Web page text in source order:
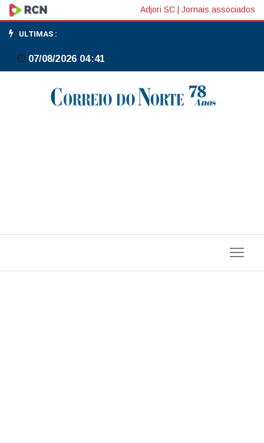
Ministra
da
Cultura
defende
investimento
Adjori SC Jornais associados
ULTIMAS :
07/08/2026 04:41